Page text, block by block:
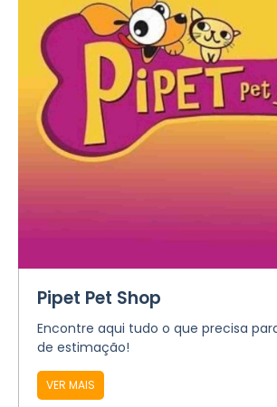
Pipet Pet Shop
Encontre aqui tudo o que precisa
de estimação!
VER MAIS